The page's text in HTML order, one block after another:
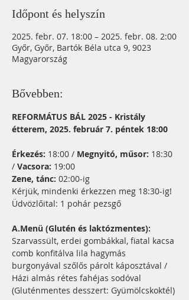
Időpont és helyszín
2025. febr. 07. 18:00 – 2025. febr. 08. 2:00
Győr, Győr, Bartók Béla utca 9, 9023
Magyarország
Bővebben:
REFORMÁTUS BÁL 2025 - Kristály
étterem, 2025. február 7. péntek 18:00
Érkezés: 18:00 / Megnyitó, műsor: 18:30
/ Vacsora: 19:00
Zene, tánc: 02:00-ig
Kérjük, mindenki érkezzen meg 18:30-ig!
Üdvözlőital: 1 pohár pezsgő
A.Menü (Glutén és laktózmentes):
Szarvassült, erdei gombákkal, fiatal kacsa
comb konfitálva lila hagymás
burgonyával szőlős párolt káposztával /
Házi almás rétes fahéjas sodóval
(Gluténmentes desszert: Gyümölcskoktél)